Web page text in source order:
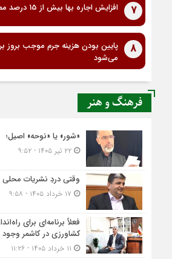
7 افزایش اجاره بها بیش از 15 درصد ممنوع
8
پایین بودن هزینه جرم موجب بروز
می‌شود
فرهنگ و هنر
«شور» یا «نوحه» اصیل؛
۲۲ تیر ۱۴۰۵ - ۹:۵۲
وقتی دردِ نشریات
فعلاً برنامه‌ای برای
کشاورزی در کاشمر وجود